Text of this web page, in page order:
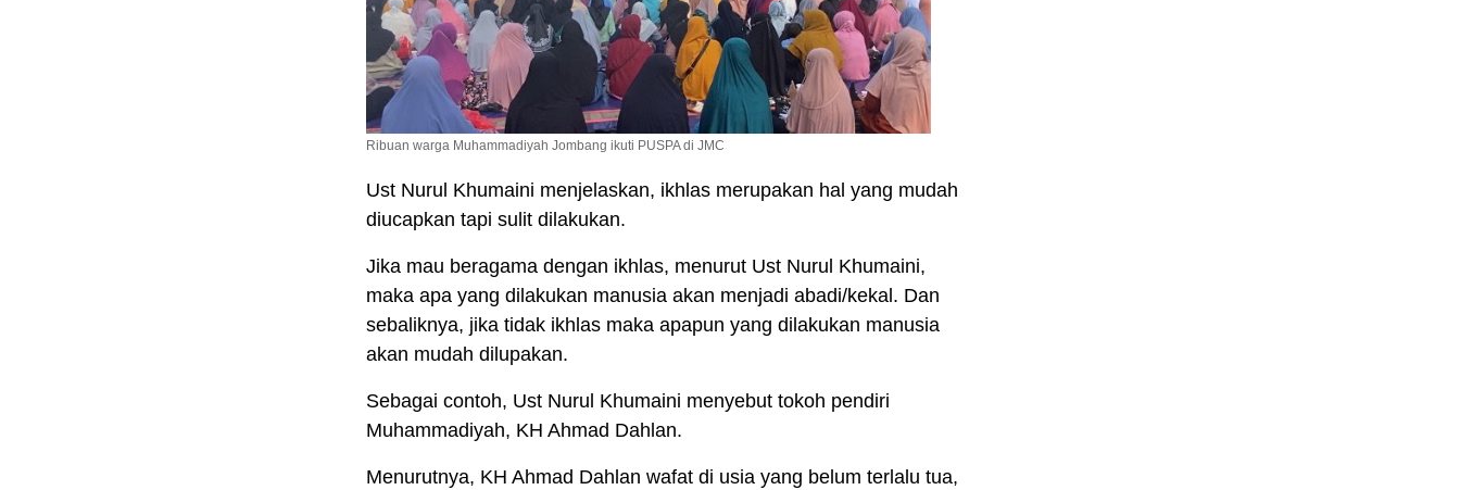
Ribuan warga Muhammadiyah Jombang ikuti PUSPA di JMC
Ust Nurul Khumaini menjelaskan, ikhlas merupakan hal yang mudah
diucapkan tapi sulit dilakukan.
Jika mau beragama dengan ikhlas, menurut Ust Nurul Khumaini,
maka apa yang dilakukan manusia akan menjadi abadi/kekal. Dan
sebaliknya, jika tidak ikhlas maka apapun yang dilakukan manusia
akan mudah dilupakan.
Sebagai contoh, Ust Nurul Khumaini menyebut tokoh pendiri
Muhammadiyah, KH Ahmad Dahlan.
Menurutnya, KH Ahmad Dahlan wafat di usia yang belum terlalu tua,